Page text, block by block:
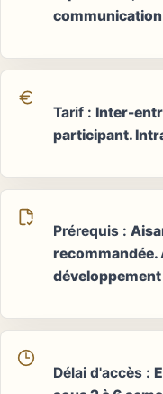
Tarif : Inter-
participant.
Prérequis :
recommandée.
Délai d'accès :